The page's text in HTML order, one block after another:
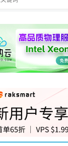
，理性选择